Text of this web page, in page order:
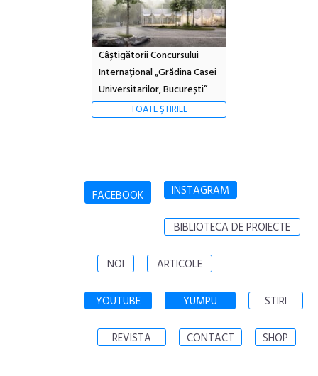
Câștigătorii Concursului
Internațional „Grădina Casei
Universitarilor, București”
TOATE ȘTIRILE
FACEBOOK INSTAGRAM
BIBLIOTECA DE PROIECTE
NOI ARTICOLE
YOUTUBE YUMPU STIRI
REVISTA CONTACT SHOP